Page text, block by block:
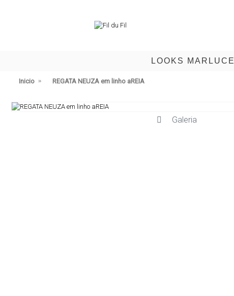
LOOKS MARLUCE
Inicio REGATA NEUZA em linho aREIA
Galeria